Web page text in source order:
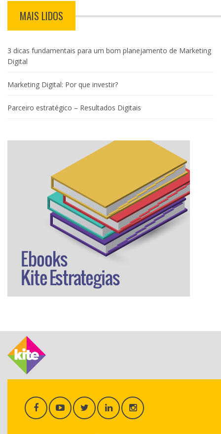
MAIS LIDOS
3 dicas fundamentais para um bom planejamento de Marketing
Digital
Marketing Digital: Por que investir?
Parceiro estratégico – Resultados Digitais